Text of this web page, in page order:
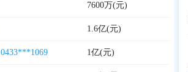
7600万(元)
1.6亿(元)
0433***1069 1亿(元)